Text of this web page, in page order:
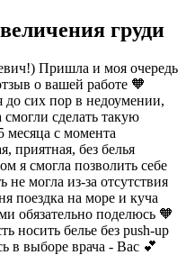
груди
Пришла и моя очередь
о вашей работе 🧡
до сих пор в недоумении,
сделать такую
с момента
приятная, без белья
я смогла позволить себе
могла из-за отсутствия
поездка на море и куча
обязательно поделюсь 🧡
носить белье без push-up
в выборе врача - Вас 💕